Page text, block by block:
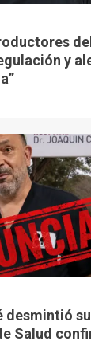
y
desmintió
Salud